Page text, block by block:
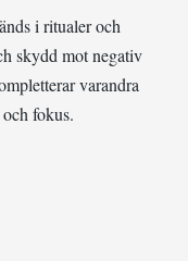
i ritualer och
skydd mot negativ
varandra
fokus.